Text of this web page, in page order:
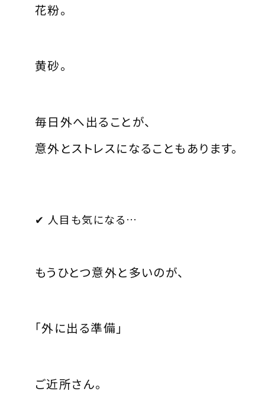
花粉。
黄砂。
毎日外へ出ることが、
意外とストレスになることもあります。
✔ 人目も気になる…
もうひとつ意外と多いのが、
「外に出る準備」
ご近所さん。